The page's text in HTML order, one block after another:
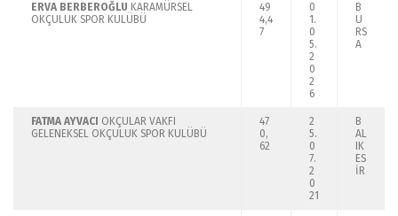
ERVA BERBEROĞLU KARAMÜRSEL
OKÇULUK SPOR KULÜBÜ
49
4,4
7
0
1.
0
5.
2
0
2
6
B
U
RS
A
FATMA AYVACI OKÇULAR VAKFI
GELENEKSEL OKÇULUK SPOR KULÜBÜ
47
0,
62
2
5.
0
7.
2
0
21
B
AL
IK
ES
İR